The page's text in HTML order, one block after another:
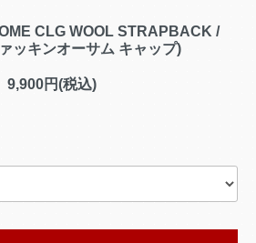
CLG WOOL STRAPBACK /
ッキンオーサム キャップ)
9,900円(税込)